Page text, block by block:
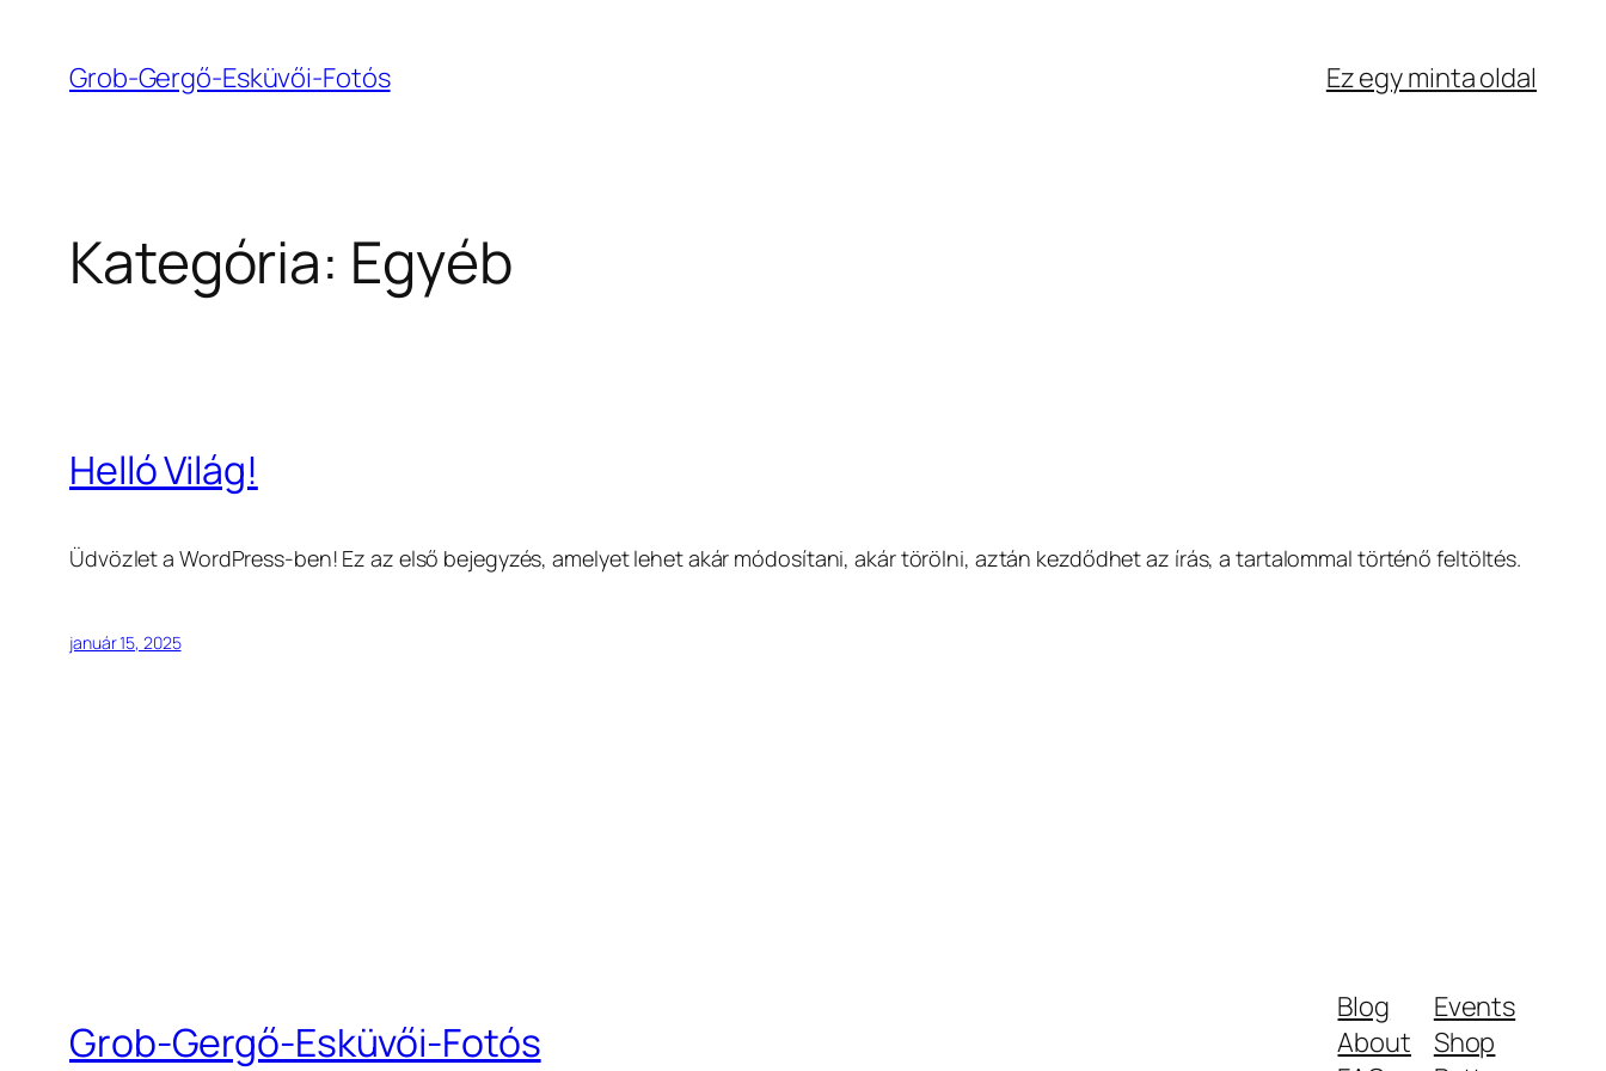
tartalomhoz
Grob-Gergő-Esküvői-Fotós Ez egy minta oldal
Kategória: Egyéb
Helló Világ!
Üdvözlet a WordPress-ben! Ez az első bejegyzés, amelyet lehet akár módosítani, akár törölni, aztán kezdődhet az írás, a tartalommal történő feltöltés.
január 15, 2025
Grob-Gergő-Esküvői-Fotós
Blog
About
Events
Shop